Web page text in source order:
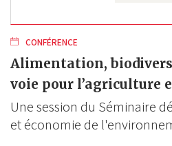
CONFÉRENCE
Alimentation,
voie pour l’agriculture
Une session du Séminaire
et économie de